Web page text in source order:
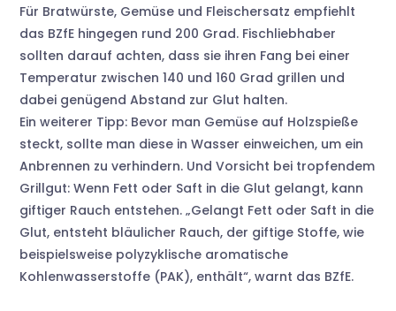
Für Bratwürste, Gemüse und Fleischersatz empfiehlt
das BZfE hingegen rund 200 Grad. Fischliebhaber
sollten darauf achten, dass sie ihren Fang bei einer
Temperatur zwischen 140 und 160 Grad grillen und
dabei genügend Abstand zur Glut halten.
Ein weiterer Tipp: Bevor man Gemüse auf Holzspieße
steckt, sollte man diese in Wasser einweichen, um ein
Anbrennen zu verhindern. Und Vorsicht bei tropfendem
Grillgut: Wenn Fett oder Saft in die Glut gelangt, kann
giftiger Rauch entstehen. „Gelangt Fett oder Saft in die
Glut, entsteht bläulicher Rauch, der giftige Stoffe, wie
beispielsweise polyzyklische aromatische
Kohlenwasserstoffe (PAK), enthält“, warnt das BZfE.